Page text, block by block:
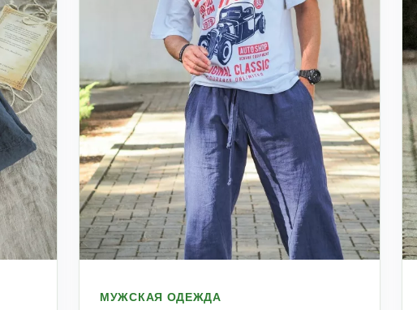
МУЖСКАЯ ОДЕЖДА